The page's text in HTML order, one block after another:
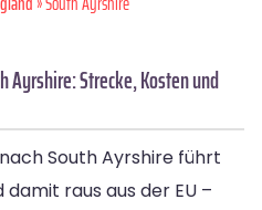
Ayrshire: Strecke, Kosten und
South Ayrshire führt
raus aus der EU –